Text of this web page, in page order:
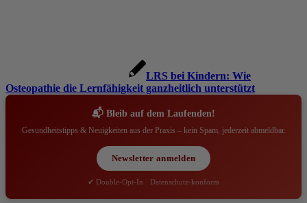
LRS bei Kindern: Wie
Osteopathie die Lernfähigkeit ganzheitlich unterstützt
📬 Bleib auf dem Laufenden!
Gesundheitstipps & Neuigkeiten aus der Praxis – kein Spam, jederzeit abmeldbar.
Newsletter anmelden
✔ Double-Opt-In · Datenschutz-konform